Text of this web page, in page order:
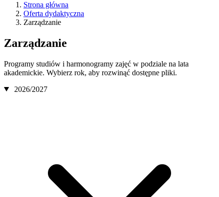
Strona główna
Oferta dydaktyczna
Zarządzanie
Zarządzanie
Programy studiów i harmonogramy zajęć w podziale na lata
akademickie. Wybierz rok, aby rozwinąć dostępne pliki.
2026/2027